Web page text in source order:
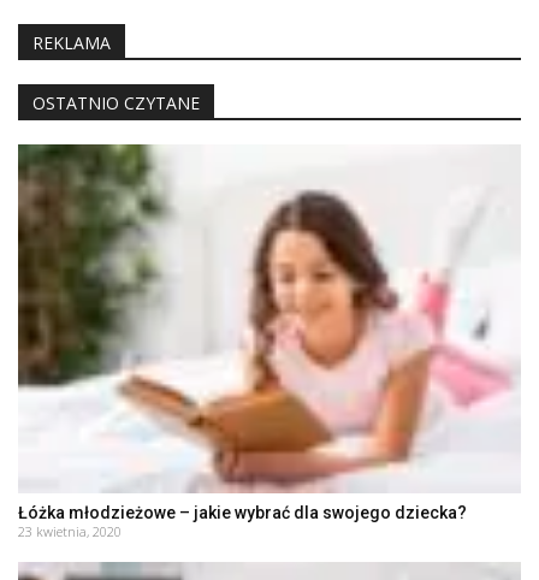
REKLAMA
OSTATNIO CZYTANE
Łóżka młodzieżowe – jakie wybrać dla swojego dziecka?
23 kwietnia, 2020